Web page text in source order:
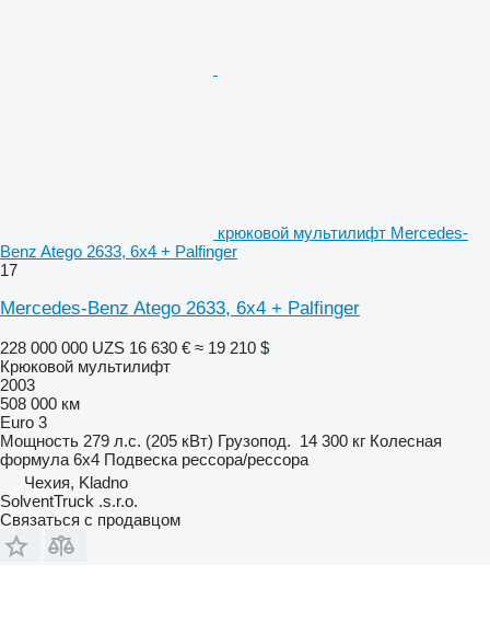
крюковой мультилифт Mercedes-
Benz Atego 2633, 6x4 + Palfinger
17
Mercedes-Benz Atego 2633, 6x4 + Palfinger
228 000 000 UZS 16 630 € ≈ 19 210 $
Крюковой мультилифт
2003
508 000 км
Euro 3
Мощность 279 л.с. (205 кВт) Грузопод. 14 300 кг Колесная
формула 6x4 Подвеска рессора/рессора
Чехия, Kladno
SolventTruck .s.r.o.
Связаться с продавцом